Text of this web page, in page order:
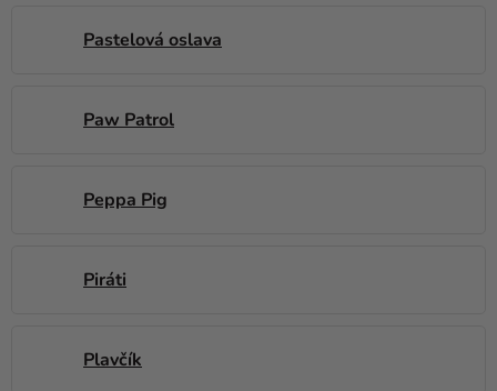
Pastelová oslava
Paw Patrol
Peppa Pig
Piráti
Plavčík